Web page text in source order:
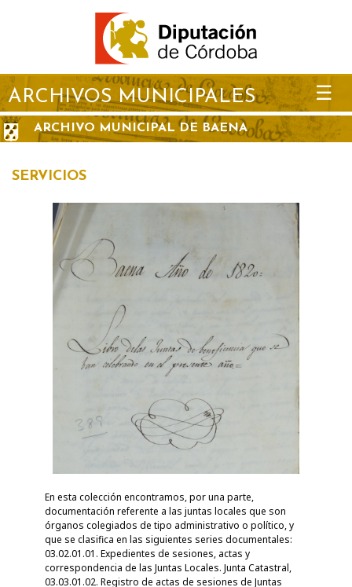
ARCHIVOS MUNICIPALES ☰
ARCHIVO MUNICIPAL DE BAENA
SERVICIOS
En esta colección encontramos, por una parte,
documentación referente a las juntas locales que son
órganos colegiados de tipo administrativo o político, y
que se clasifica en las siguientes series documentales:
03.02.01.01. Expedientes de sesiones, actas y
correspondencia de las Juntas Locales. Junta Catastral,
03.03.01.02. Registro de actas de sesiones de Juntas